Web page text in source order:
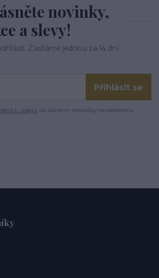
novinky,
a slevy!
Zasíláme jednou za 14 dní.
Přihlásit se
údajů za účelem rozesílky newsletteru.